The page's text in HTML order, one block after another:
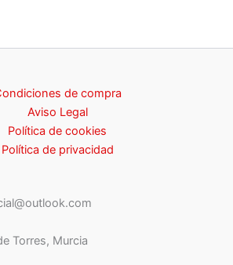
de compra
Aviso Legal
Política de cookies
Política de privacidad
Torres, Murcia